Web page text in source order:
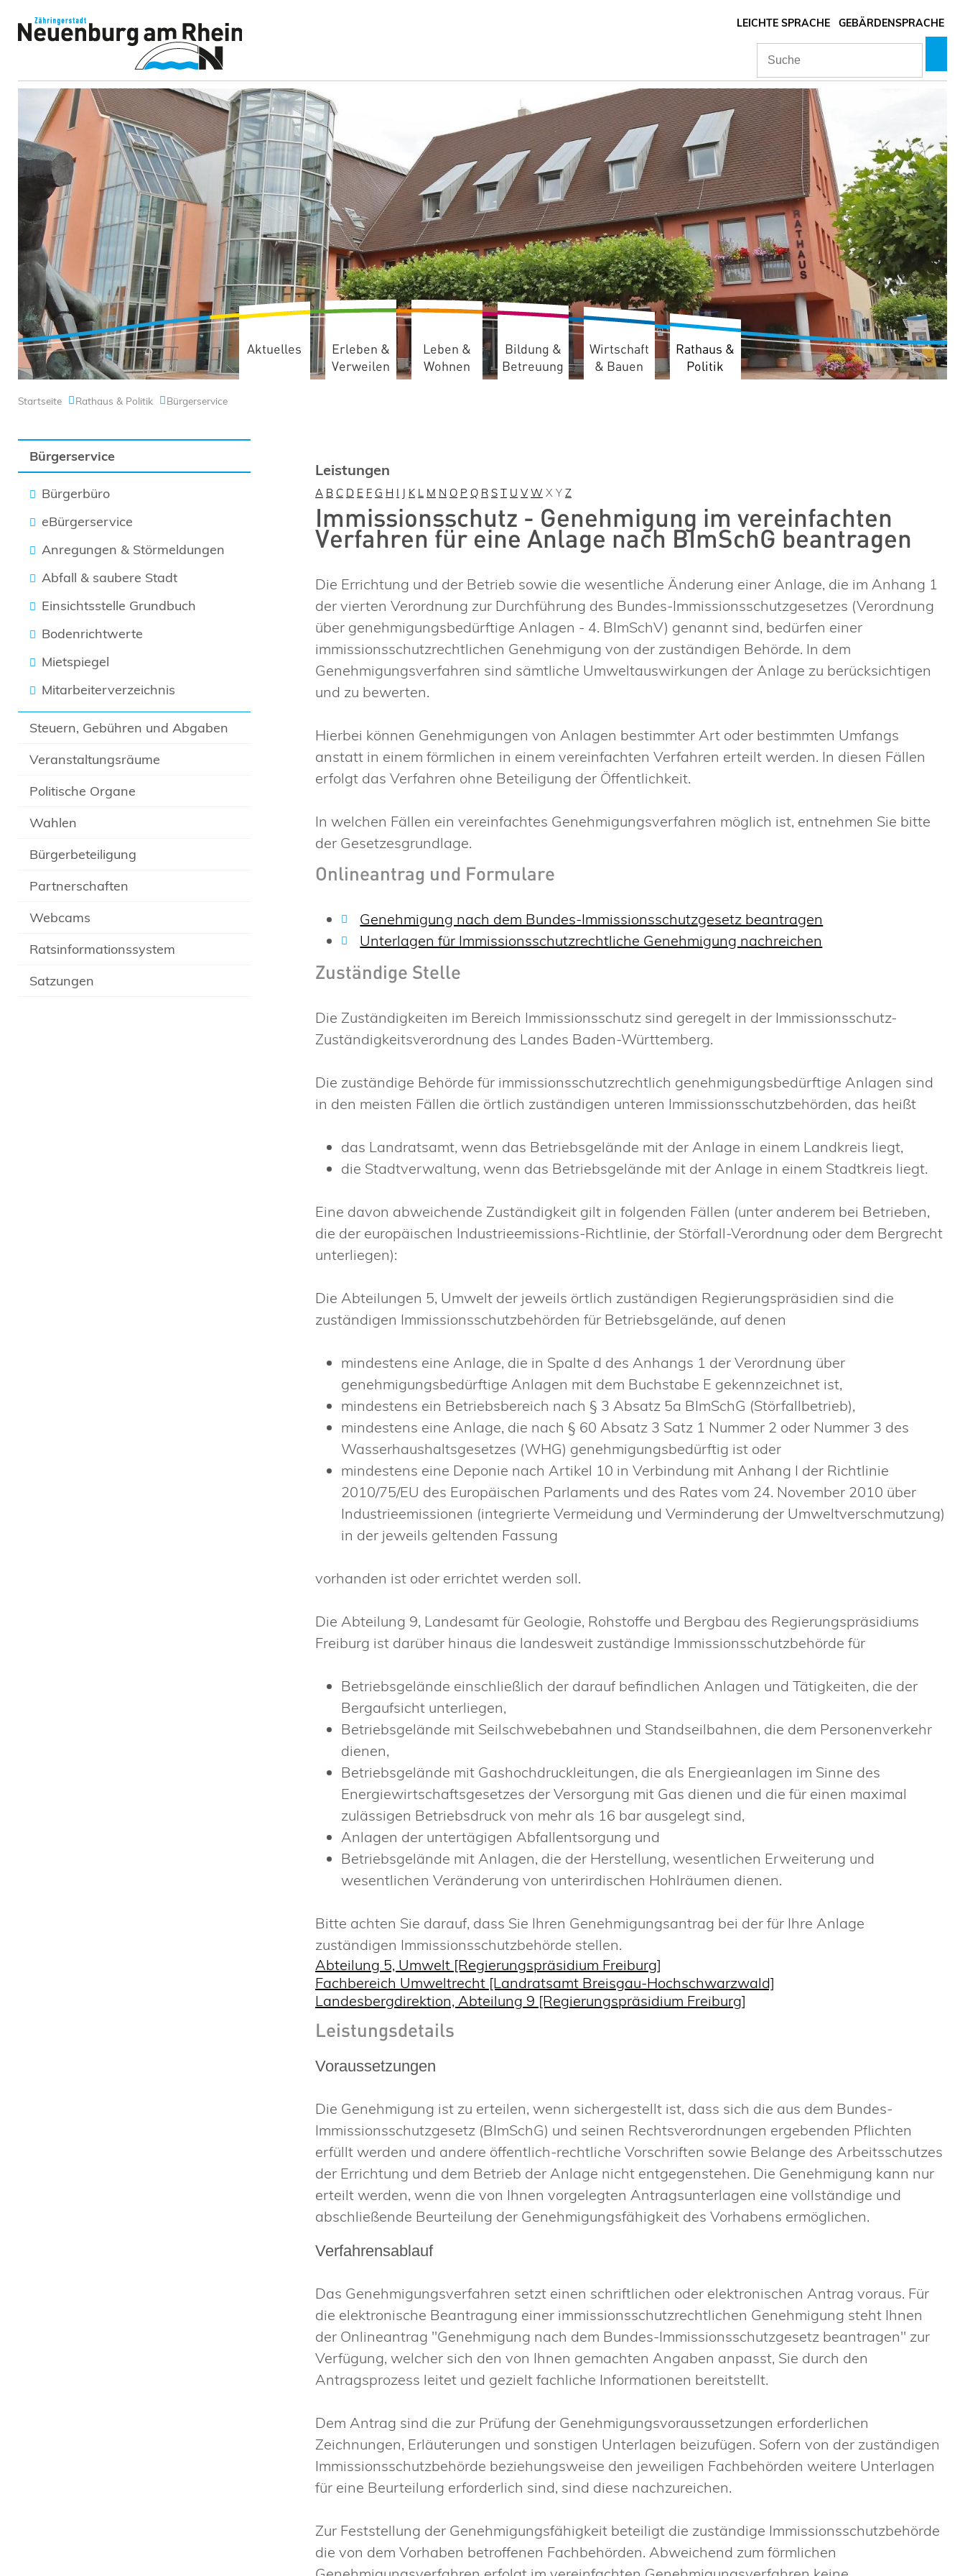
LEICHTE SPRACHE GEBÄRDENSPRACHE
Aktuelles
Erleben &
Verweilen
Leben &
Wohnen
Bildung &
Betreuung
Wirtschaft
& Bauen
Rathaus &
Politik
Startseite Rathaus & Politik Bürgerservice
Bürgerservice
Bürgerbüro
eBürgerservice
Anregungen & Störmeldungen
Abfall & saubere Stadt
Einsichtsstelle Grundbuch
Bodenrichtwerte
Mietspiegel
Mitarbeiterverzeichnis
Steuern, Gebühren und Abgaben
Veranstaltungsräume
Politische Organe
Wahlen
Bürgerbeteiligung
Partnerschaften
Webcams
Ratsinformationssystem
Satzungen
Leistungen
A B C D E F G H I J K L M N O P Q R S T U V W X Y Z
Immissionsschutz - Genehmigung im vereinfachten
Verfahren für eine Anlage nach BImSchG beantragen
Die Errichtung und der Betrieb sowie die wesentliche Änderung einer Anlage, die im Anhang 1
der vierten Verordnung zur Durchführung des Bundes-Immissionsschutzgesetzes (Verordnung
über genehmigungsbedürftige Anlagen - 4. BImSchV) genannt sind, bedürfen einer
immissionsschutzrechtlichen Genehmigung von der zuständigen Behörde. In dem
Genehmigungsverfahren sind sämtliche Umweltauswirkungen der Anlage zu berücksichtigen
und zu bewerten.
Hierbei können Genehmigungen von Anlagen bestimmter Art oder bestimmten Umfangs
anstatt in einem förmlichen in einem vereinfachten Verfahren erteilt werden. In diesen Fällen
erfolgt das Verfahren ohne Beteiligung der Öffentlichkeit.
In welchen Fällen ein vereinfachtes Genehmigungsverfahren möglich ist, entnehmen Sie bitte
der Gesetzesgrundlage.
Onlineantrag und Formulare
Genehmigung nach dem Bundes-Immissionsschutzgesetz beantragen
Unterlagen für Immissionsschutzrechtliche Genehmigung nachreichen
Zuständige Stelle
Die Zuständigkeiten im Bereich Immissionsschutz sind geregelt in der Immissionsschutz-
Zuständigkeitsverordnung des Landes Baden-Württemberg.
Die zuständige Behörde für immissionsschutzrechtlich genehmigungsbedürftige Anlagen sind
in den meisten Fällen die örtlich zuständigen unteren Immissionsschutzbehörden, das heißt
das Landratsamt, wenn das Betriebsgelände mit der Anlage in einem Landkreis liegt,
die Stadtverwaltung, wenn das Betriebsgelände mit der Anlage in einem Stadtkreis liegt.
Eine davon abweichende Zuständigkeit gilt in folgenden Fällen (unter anderem bei Betrieben,
die der europäischen Industrieemissions-Richtlinie, der Störfall-Verordnung oder dem Bergrecht
unterliegen):
Die Abteilungen 5, Umwelt der jeweils örtlich zuständigen Regierungspräsidien sind die
zuständigen Immissionsschutzbehörden für Betriebsgelände, auf denen
mindestens eine Anlage, die in Spalte d des Anhangs 1 der Verordnung über
genehmigungsbedürftige Anlagen mit dem Buchstabe E gekennzeichnet ist,
mindestens ein Betriebsbereich nach § 3 Absatz 5a BImSchG (Störfallbetrieb),
mindestens eine Anlage, die nach § 60 Absatz 3 Satz 1 Nummer 2 oder Nummer 3 des
Wasserhaushaltsgesetzes (WHG) genehmigungsbedürftig ist oder
mindestens eine Deponie nach Artikel 10 in Verbindung mit Anhang I der Richtlinie
2010/75/EU des Europäischen Parlaments und des Rates vom 24. November 2010 über
Industrieemissionen (integrierte Vermeidung und Verminderung der Umweltverschmutzung)
in der jeweils geltenden Fassung
vorhanden ist oder errichtet werden soll.
Die Abteilung 9, Landesamt für Geologie, Rohstoffe und Bergbau des Regierungspräsidiums
Freiburg ist darüber hinaus die landesweit zuständige Immissionsschutzbehörde für
Betriebsgelände einschließlich der darauf befindlichen Anlagen und Tätigkeiten, die der
Bergaufsicht unterliegen,
Betriebsgelände mit Seilschwebebahnen und Standseilbahnen, die dem Personenverkehr
dienen,
Betriebsgelände mit Gashochdruckleitungen, die als Energieanlagen im Sinne des
Energiewirtschaftsgesetzes der Versorgung mit Gas dienen und die für einen maximal
zulässigen Betriebsdruck von mehr als 16 bar ausgelegt sind,
Anlagen der untertägigen Abfallentsorgung und
Betriebsgelände mit Anlagen, die der Herstellung, wesentlichen Erweiterung und
wesentlichen Veränderung von unterirdischen Hohlräumen dienen.
Bitte achten Sie darauf, dass Sie Ihren Genehmigungsantrag bei der für Ihre Anlage
zuständigen Immissionsschutzbehörde stellen.
Abteilung 5, Umwelt [Regierungspräsidium Freiburg]
Fachbereich Umweltrecht [Landratsamt Breisgau-Hochschwarzwald]
Landesbergdirektion, Abteilung 9 [Regierungspräsidium Freiburg]
Leistungsdetails
Voraussetzungen
Die Genehmigung ist zu erteilen, wenn sichergestellt ist, dass sich die aus dem Bundes-
Immissionsschutzgesetz (BImSchG) und seinen Rechtsverordnungen ergebenden Pflichten
erfüllt werden und andere öffentlich-rechtliche Vorschriften sowie Belange des Arbeitsschutzes
der Errichtung und dem Betrieb der Anlage nicht entgegenstehen. Die Genehmigung kann nur
erteilt werden, wenn die von Ihnen vorgelegten Antragsunterlagen eine vollständige und
abschließende Beurteilung der Genehmigungsfähigkeit des Vorhabens ermöglichen.
Verfahrensablauf
Das Genehmigungsverfahren setzt einen schriftlichen oder elektronischen Antrag voraus. Für
die elektronische Beantragung einer immissionsschutzrechtlichen Genehmigung steht Ihnen
der Onlineantrag "Genehmigung nach dem Bundes-Immissionsschutzgesetz beantragen" zur
Verfügung, welcher sich den von Ihnen gemachten Angaben anpasst, Sie durch den
Antragsprozess leitet und gezielt fachliche Informationen bereitstellt.
Dem Antrag sind die zur Prüfung der Genehmigungsvoraussetzungen erforderlichen
Zeichnungen, Erläuterungen und sonstigen Unterlagen beizufügen. Sofern von der zuständigen
Immissionsschutzbehörde beziehungsweise den jeweiligen Fachbehörden weitere Unterlagen
für eine Beurteilung erforderlich sind, sind diese nachzureichen.
Zur Feststellung der Genehmigungsfähigkeit beteiligt die zuständige Immissionsschutzbehörde
die von dem Vorhaben betroffenen Fachbehörden. Abweichend zum förmlichen